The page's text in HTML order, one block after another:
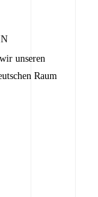
unseren
Raum